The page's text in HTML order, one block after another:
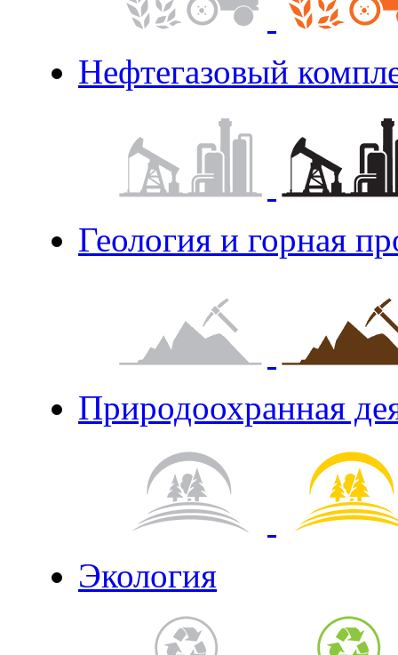
Нефтегазовый
Геология и горная
Природоохранная
Экология